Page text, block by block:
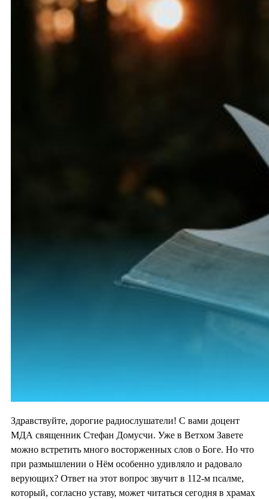
Здравствуйте, дорогие радиослушатели! С вами доцент
МДА священник Стефан Домусчи. Уже в Ветхом Завете
можно встретить много восторженных слов о Боге. Но что
при размышлении о Нём особенно удивляло и радовало
верующих? Ответ на этот вопрос звучит в 112-м псалме,
который, согласно уставу, может читаться сегодня в храмах